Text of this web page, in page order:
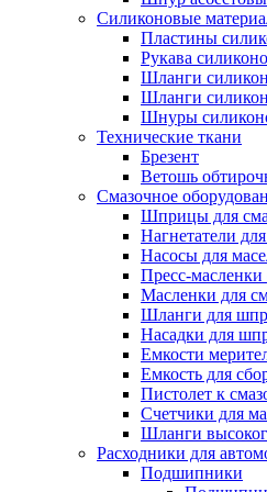
Силиконовые
Пластины
Рукава
Шланги
Шланги
Шнуры
Технические ткани
Брезент
Ветошь
Смазочное
Шприцы для
Нагнетатели
Насосы для
Пресс-масленки
Масленки для
Шланги для
Насадки для
Емкости
Емкость для
Пистолет к
Счетчики для
Шланги
Расходники для
Подшипники